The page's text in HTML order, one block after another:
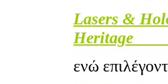
Lasers &
Heritage
ενώ